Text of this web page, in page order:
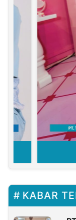
KABAR